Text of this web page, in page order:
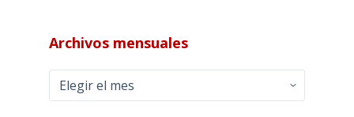
Archivos mensuales
Archivos
mensuales